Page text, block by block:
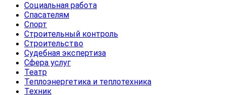
Социальная работа
Спасателям
Спорт
Строительный контроль
Строительство
Судебная экспертиза
Сфера услуг
Театр
Теплоэнергетика и теплотехника
Техник